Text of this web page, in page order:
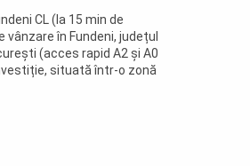
CL (la 15 min de
în Fundeni, județul
(acces rapid A2 și A0
situată într-o zonă